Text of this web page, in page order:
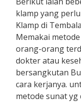
klamp yang
Klamp di
Memakai
orang-orang
dokter atau
bersangkutan
cara kerjanya.
metode sunat yg